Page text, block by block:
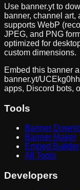
Use banner.yt to
banner, channel art,
supports WebP
JPEG, and PNG
optimized for
custom dimensions.
Embed this banner
banner.yt/
apps, Discord bots,
Tools
Banner
Banner Maker
Embed Builder
All Tools
Developers